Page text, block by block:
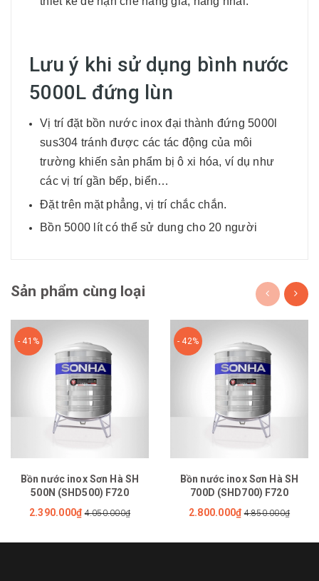
Lưu ý khi sử dụng bình nước
5000L đứng lùn
Vị trí đặt bồn nước inox đại thành đứng 5000l
sus304 tránh được các tác động của môi
trường khiến sản phẩm bị ô xi hóa, ví dụ như
các vị trí gần bếp, biển…
Đặt trên mặt phẳng, vị trí chắc chắn.
Bồn 5000 lít có thể sử dung cho 20 người
Sản phẩm cùng loại
- 41%
Bồn nước inox Sơn Hà SH
500N (SHD500) F720
2.390.000₫ 4.050.000₫
- 42%
Bồn nước inox Sơn Hà SH
700D (SHD700) F720
2.800.000₫ 4.850.000₫